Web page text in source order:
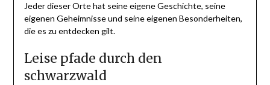
Jeder dieser Orte hat seine eigene Geschichte, seine
eigenen Geheimnisse und seine eigenen Besonderheiten,
die es zu entdecken gilt.
Leise pfade durch den
schwarzwald